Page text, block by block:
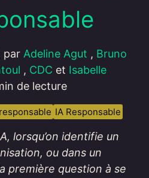
par Adeline Agut , Bruno
, CDC et Isabelle
de lecture
IA Responsable
lorsqu’on identifie un
ou dans un
première question à se